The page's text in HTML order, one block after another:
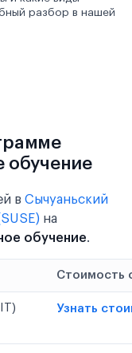
разбор в нашей
обучение
в Сычуаньский
на
обучение.
Стоимость
Узнать